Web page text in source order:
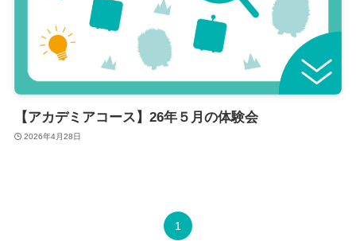
【アカデミアコース】26年５月の体験会
2026年4月28日
1